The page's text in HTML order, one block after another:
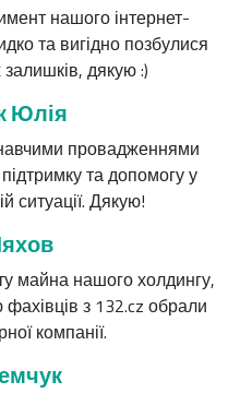
нашого інтернет-
та вигідно позбулися
дякую :)
Юлія
провадженнями
та допомогу у
ситуації. Дякую!
майна нашого холдингу,
фахівців з 132.cz обрали
компанії.